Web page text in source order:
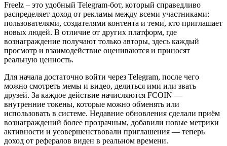
Freelz – это удобный Telegram-бот, который справедливо
распределяет доход от рекламы между всеми участниками:
пользователями, создателями контента и теми, кто приглашает
новых людей. В отличие от других платформ, где
вознаграждение получают только авторы, здесь каждый
просмотр и взаимодействие оцениваются и приносят
реальную ценность.
Для начала достаточно войти через Telegram, после чего
можно смотреть мемы и видео, делиться ими или звать
друзей. За каждое действие начисляются FCOIN —
внутренние токены, которые можно обменять или
использовать в системе. Недавние обновления сделали приём
вознаграждений более прозрачным, добавили новые метрики
активности и усовершенствовали приглашения — теперь
доход от рефералов виден в реальном времени.